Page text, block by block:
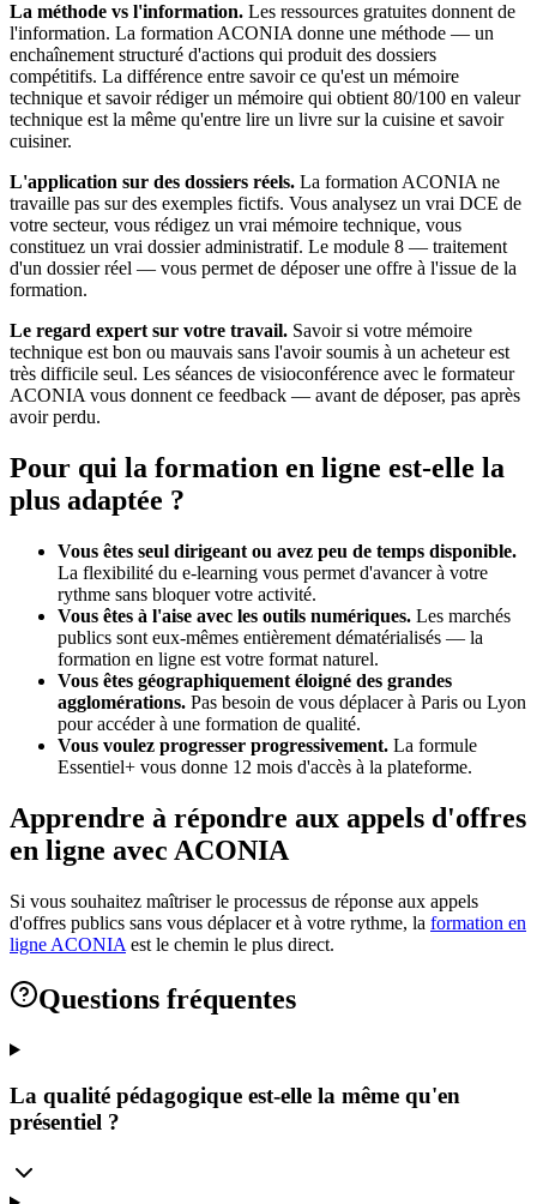
La méthode vs l'information. Les ressources gratuites donnent de
l'information. La formation ACONIA donne une méthode — un
enchaînement structuré d'actions qui produit des dossiers
compétitifs. La différence entre savoir ce qu'est un mémoire
technique et savoir rédiger un mémoire qui obtient 80/100 en valeur
technique est la même qu'entre lire un livre sur la cuisine et savoir
cuisiner.
L'application sur des dossiers réels. La formation ACONIA ne
travaille pas sur des exemples fictifs. Vous analysez un vrai DCE de
votre secteur, vous rédigez un vrai mémoire technique, vous
constituez un vrai dossier administratif. Le module 8 — traitement
d'un dossier réel — vous permet de déposer une offre à l'issue de la
formation.
Le regard expert sur votre travail. Savoir si votre mémoire
technique est bon ou mauvais sans l'avoir soumis à un acheteur est
très difficile seul. Les séances de visioconférence avec le formateur
ACONIA vous donnent ce feedback — avant de déposer, pas après
avoir perdu.
Pour qui la formation en ligne est-elle la
plus adaptée ?
Vous êtes seul dirigeant ou avez peu de temps disponible.
La flexibilité du e-learning vous permet d'avancer à votre
rythme sans bloquer votre activité.
Vous êtes à l'aise avec les outils numériques. Les marchés
publics sont eux-mêmes entièrement dématérialisés — la
formation en ligne est votre format naturel.
Vous êtes géographiquement éloigné des grandes
agglomérations. Pas besoin de vous déplacer à Paris ou Lyon
pour accéder à une formation de qualité.
Vous voulez progresser progressivement. La formule
Essentiel+ vous donne 12 mois d'accès à la plateforme.
Apprendre à répondre aux appels d'offres
en ligne avec ACONIA
Si vous souhaitez maîtriser le processus de réponse aux appels
d'offres publics sans vous déplacer et à votre rythme, la formation en
ligne ACONIA est le chemin le plus direct.
Questions fréquentes
La qualité pédagogique est-elle la même qu'en
présentiel ?